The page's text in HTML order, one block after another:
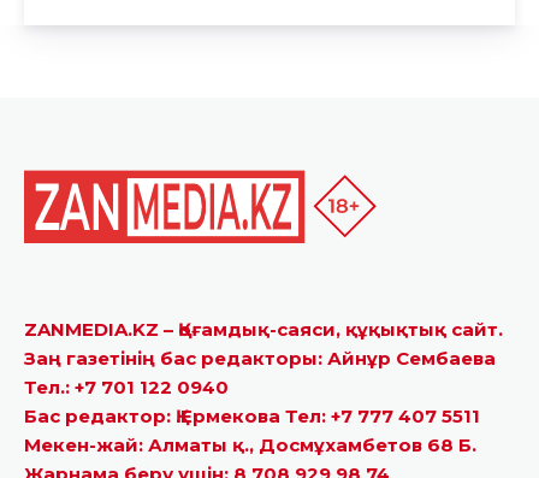
ZANMEDIA.KZ – Қоғамдық-саяси, құқықтық сайт.
Заң газетінің бас редакторы: Айнұр Сембаева
Тел.: +7 701 122 0940
Бас редактор: Қ.Ермекова Тел: +7 777 407 5511
Мекен-жай: Алматы қ., Досмұхамбетов 68 Б.